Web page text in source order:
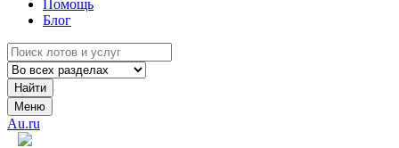
Помощь
Блог
Найти
Меню
Au.ru